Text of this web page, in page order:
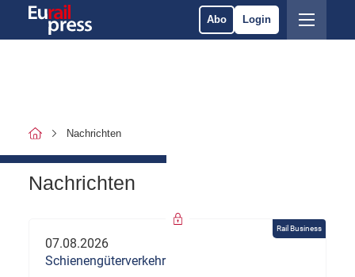
Abo Login
Nachrichten
Nachrichten
Rail Business
07.08.2026
Schienengüterverkehr